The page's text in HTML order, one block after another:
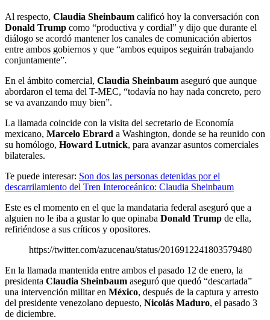
Al respecto, Claudia Sheinbaum calificó hoy la conversación con
Donald Trump como “productiva y cordial” y dijo que durante el
diálogo se acordó mantener los canales de comunicación abiertos
entre ambos gobiernos y que “ambos equipos seguirán trabajando
conjuntamente”.
En el ámbito comercial, Claudia Sheinbaum aseguró que aunque
abordaron el tema del T-MEC, “todavía no hay nada concreto, pero
se va avanzando muy bien”.
La llamada coincide con la visita del secretario de Economía
mexicano, Marcelo Ebrard a Washington, donde se ha reunido con
su homólogo, Howard Lutnick, para avanzar asuntos comerciales
bilaterales.
Te puede interesar: Son dos las personas detenidas por el
descarrilamiento del Tren Interoceánico: Claudia Sheinbaum
Este es el momento en el que la mandataria federal aseguró que a
alguien no le iba a gustar lo que opinaba Donald Trump de ella,
refiriéndose a sus críticos y opositores.
https://twitter.com/azucenau/status/2016912241803579480
En la llamada mantenida entre ambos el pasado 12 de enero, la
presidenta Claudia Sheinbaum aseguró que quedó “descartada”
una intervención militar en México, después de la captura y arresto
del presidente venezolano depuesto, Nicolás Maduro, el pasado 3
de diciembre.